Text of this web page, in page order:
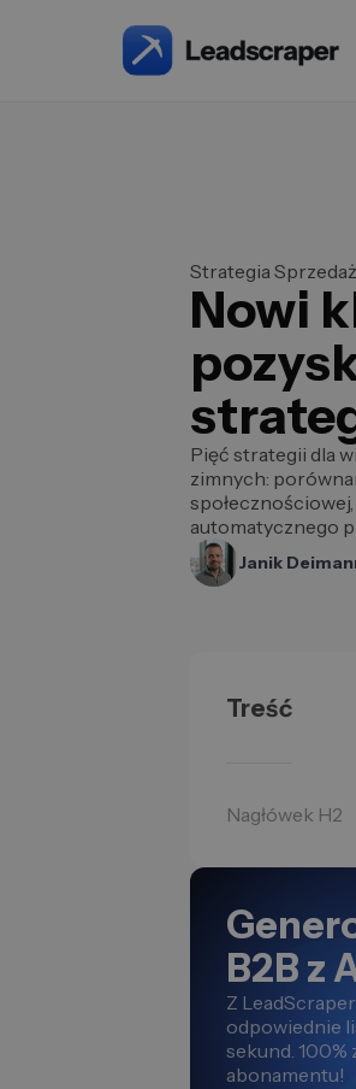
Strategia
Nowi
Pięć strategii dla
zimnych:
automatycznego
Janik
Treść
Nagłówek H2
B2B z
Z
odpowiednie
sekund. 100%
abonamentu!